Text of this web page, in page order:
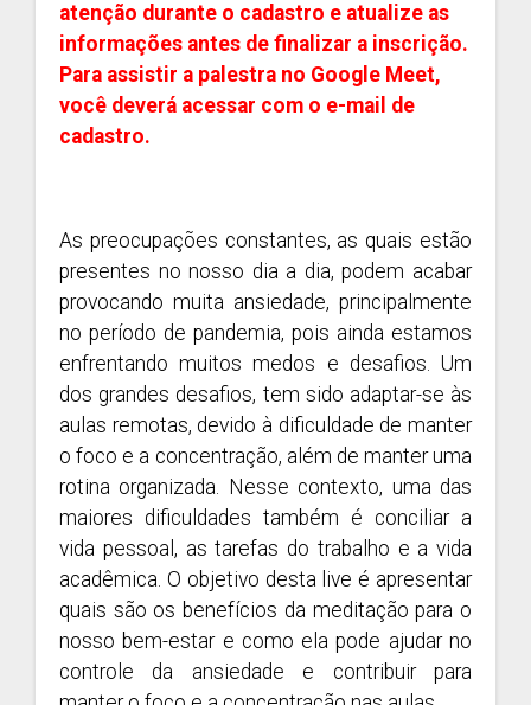
atenção durante o cadastro e atualize as
informações antes de finalizar a inscrição.
Para assistir a palestra no Google Meet,
você deverá acessar com o e-mail de
cadastro.
As preocupações constantes, as quais estão
presentes no nosso dia a dia, podem acabar
provocando muita ansiedade, principalmente
no período de pandemia, pois ainda estamos
enfrentando muitos medos e desafios. Um
dos grandes desafios, tem sido adaptar-se às
aulas remotas, devido à dificuldade de manter
o foco e a concentração, além de manter uma
rotina organizada. Nesse contexto, uma das
maiores dificuldades também é conciliar a
vida pessoal, as tarefas do trabalho e a vida
acadêmica. O objetivo desta live é apresentar
quais são os benefícios da meditação para o
nosso bem-estar e como ela pode ajudar no
controle da ansiedade e contribuir para